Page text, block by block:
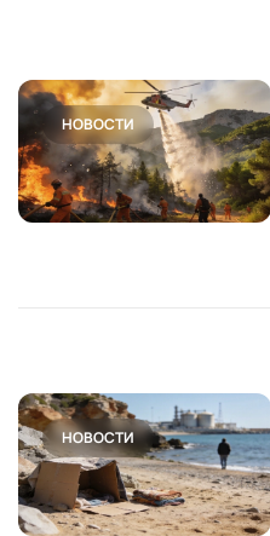
НОВОСТИ
НОВОСТИ